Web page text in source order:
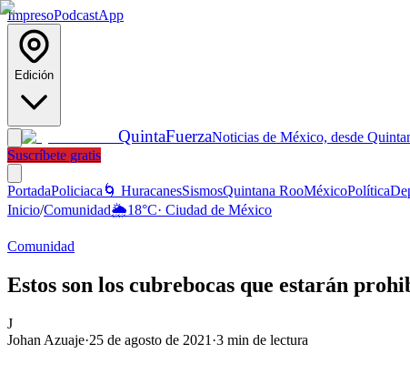
ImpresoPodcastApp
Edición
QuintaFuerzaNoticias de México, desde
Suscríbete gratis
PortadaPoliciaca 🌀 HuracanesSismosQuintana RooMéxicoPolítica
Inicio/Comunidad🌦️18°C· Ciudad de México
Comunidad
Estos son los cubrebocas que estarán
J
Johan Azuaje·25 de agosto de 2021 ·3 min de lectura